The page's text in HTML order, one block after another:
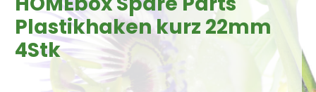
Plastikhaken kurz 22mm
4Stk